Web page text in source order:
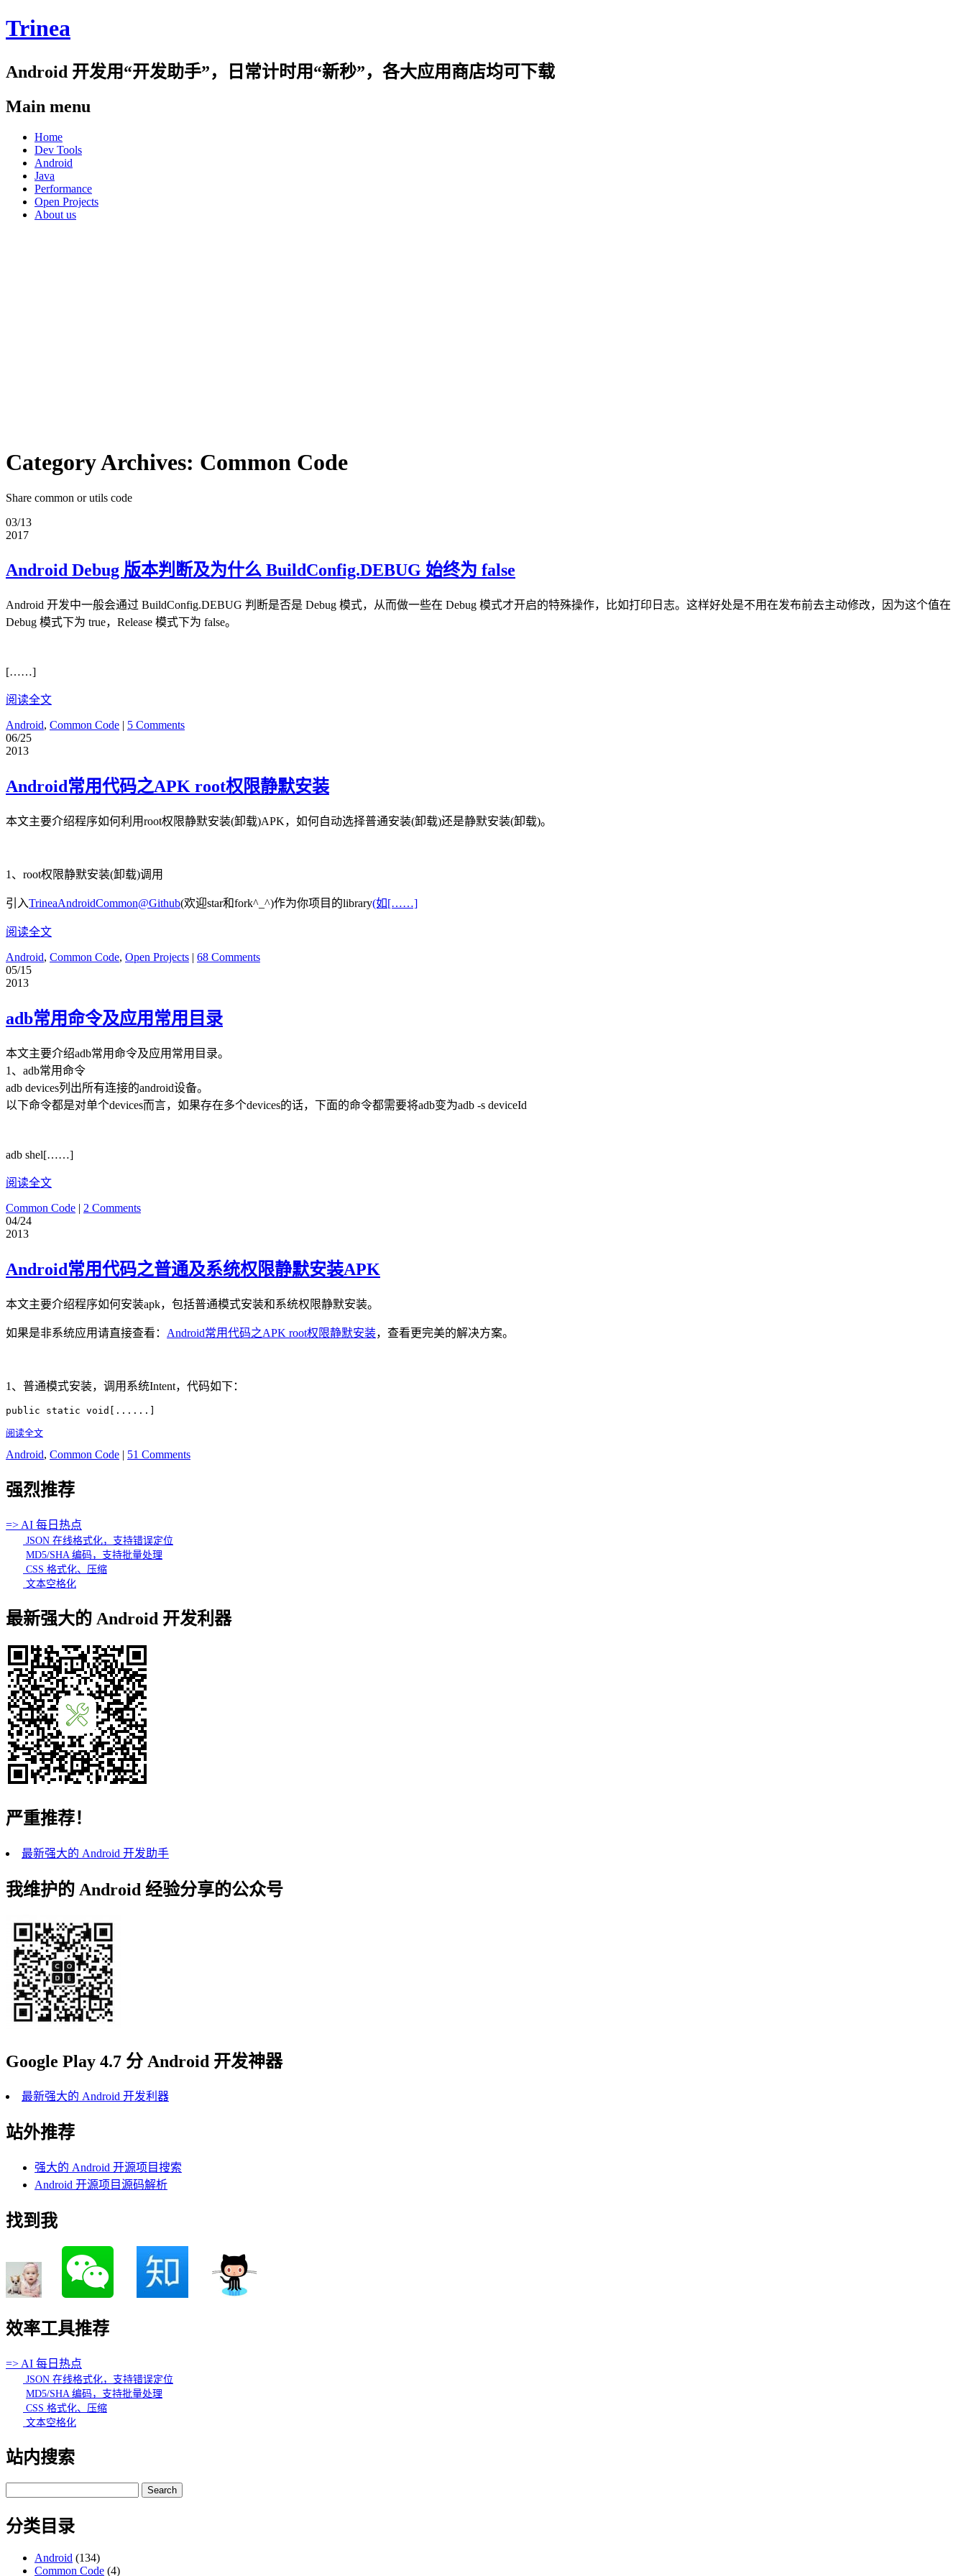
Trinea
Android 开发用“开发助手”，日常计时用“新秒”，各大应用商店均可下载
Main menu
Skip
content
Home
Dev Tools
Android
Java
Performance
Open Projects
About us
Category Archives: Common Code
Share common or utils code
03/13
2017
Android Debug 版本判断及为什么 BuildConfig.DEBUG 始终为 false
Android 开发中一般会通过 BuildConfig.DEBUG 判断是否是 Debug 模式，从而做一些在 Debug 模式才开启的特殊操作，比如打印日志。这样好处是不用在发布前去主动修改，因为这个值在
Debug 模式下为 true，Release 模式下为 false。
[……]
阅读全文
Android, Common Code | 5 Comments
06/25
2013
Android常用代码之APK root权限静默安装
本文主要介绍程序如何利用root权限静默安装(卸载)APK，如何自动选择普通安装(卸载)还是静默安装(卸载)。
1、root权限静默安装(卸载)调用
引入TrineaAndroidCommon@Github(欢迎star和fork^_^)作为你项目的library(如[……]
阅读全文
Android, Common Code, Open Projects | 68 Comments
05/15
2013
adb常用命令及应用常用目录
本文主要介绍adb常用命令及应用常用目录。
1、adb常用命令
adb devices列出所有连接的android设备。
以下命令都是对单个devices而言，如果存在多个devices的话，下面的命令都需要将adb变为adb -s deviceId
adb shel[……]
阅读全文
Common Code | 2 Comments
04/24
2013
Android常用代码之普通及系统权限静默安装APK
本文主要介绍程序如何安装apk，包括普通模式安装和系统权限静默安装。
如果是非系统应用请直接查看： Android常用代码之APK root权限静默安装，查看更完美的解决方案。
1、普通模式安装，调用系统Intent，代码如下：
public static void[......]
阅读全文
Android, Common Code | 51 Comments
强烈推荐
=> AI 每日热点
JSON 在线格式化，支持错误定位
MD5/SHA 编码，支持批量处理
CSS 格式化、压缩
文本空格化
最新强大的 Android 开发利器
严重推荐！
最新强大的 Android 开发助手
我维护的 Android 经验分享的公众号
Google Play 4.7 分 Android 开发神器
最新强大的 Android 开发利器
站外推荐
强大的 Android 开源项目搜索
Android 开源项目源码解析
找到我
效率工具推荐
=> AI 每日热点
JSON 在线格式化，支持错误定位
MD5/SHA 编码，支持批量处理
CSS 格式化、压缩
文本空格化
站内搜索
for:
分类目录
Android (134)
Common Code (4)